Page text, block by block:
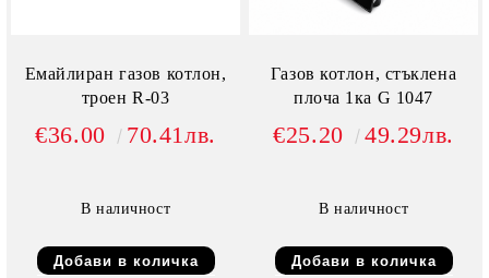
Емайлиран газов котлон,
троен R-03
€36.00 70.41лв.
В наличност
Газов котлон, стъклена
плоча 1ка G 1047
€25.20 49.29лв.
В наличност